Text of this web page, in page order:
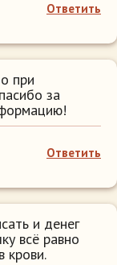
Ответить
при
за
Ответить
и денег
всё равно
крови.